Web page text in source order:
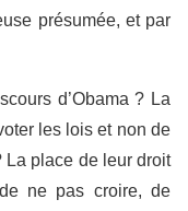
présumée, et par
d’Obama ? La
les lois et non de
La place de leur droit
ne pas croire, de